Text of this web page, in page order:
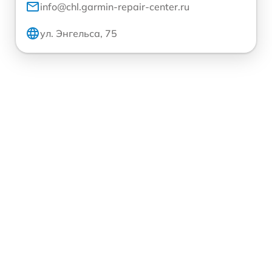
info@chl.garmin-repair-center.ru
ул. Энгельса, 75